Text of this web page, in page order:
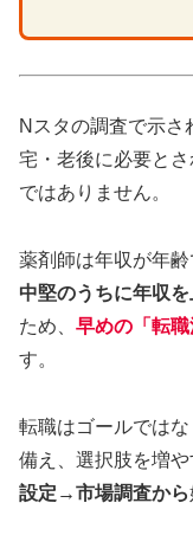
Nスタの調査で示さ
宅・老後に必要と
ではありません。
薬剤師は年収が年齢
中堅のうちに年収
ため、 早めの「転職
す。
転職はゴールではな
備え、選択肢を増
設定→市場調査から